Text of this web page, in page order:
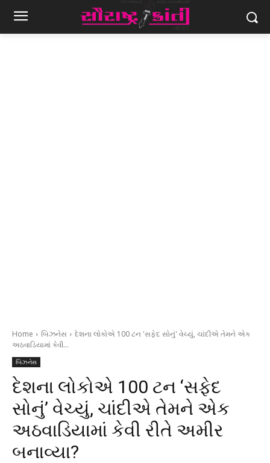
Home બિઝનેસ
દેશના લોકોએ 100 ટન 'સફેદ સોનું' વેચ્યું, ચાંદીએ તેમને એક
અઠવાડિયામાં કેવી...
બિઝનેસ
દેશના લોકોએ 100 ટન ‘સફેદ
સોનું’ વેચ્યું, ચાંદીએ તેમને એક
અઠવાડિયામાં કેવી રીતે અમીર
બનાવ્યા?